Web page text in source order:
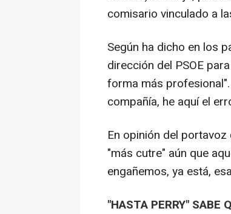
comisario vinculado a
Según ha dicho en los
dirección del PSOE
forma más
compañía, he aquí el
En opinión del
"más cutre" aún que
engañemos, ya está,
"HASTA PERRY" SABE